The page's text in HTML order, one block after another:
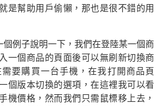
是幫助用戶偷懶，那也是很不錯的用
個例子說明一下，我們在登陸某一個商
一個商品的頁面後可以無刷新切換商
要購買一台手機，在我打開商品頁
個版本切換的選項，在這裡我可以看
機價格，然而我們只需鼠標移上去，